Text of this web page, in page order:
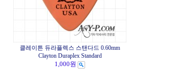
클레이튼 듀라플렉스 스탠다드 0.60mm
Clayton Duraplex Standard
1,000원